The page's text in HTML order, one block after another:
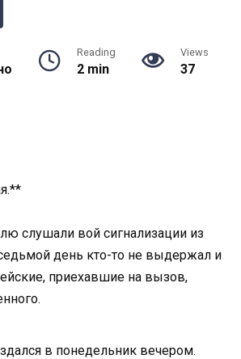
Reading
2 min
Views
37
слушали вой сигнализации из
день кто-то не выдержал и
приехавшие на вызов,
в понедельник вечером.